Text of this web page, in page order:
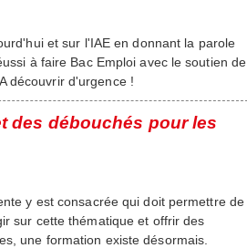
et sur l'IAE en donnant la parole
à faire Bac Emploi avec le soutien de
découvrir d'urgence !
des débouchés pour les
y est consacrée qui doit permettre de
sur cette thématique et offrir des
une formation existe désormais.